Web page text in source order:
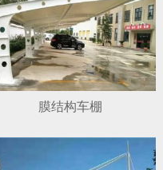
膜结构车棚